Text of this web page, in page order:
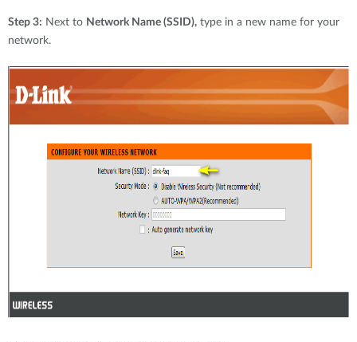
Step 3: Next to Network Name (SSID), type in a new name for your
network.